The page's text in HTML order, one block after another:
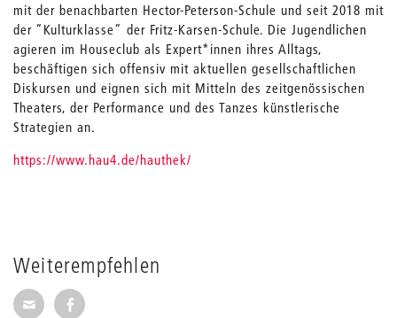
Weiterempfehlen
Seite per E-Mail weiterempfehlen
Seite auf Facebook weiterempfehlen
mit der benachbarten Hector-Peterson-Schule und seit 2018 mit
der “Kulturklasse“ der Fritz-Karsen-Schule. Die Jugendlichen
agieren im Houseclub als Expert*innen ihres Alltags,
beschäftigen sich offensiv mit aktuellen gesellschaftlichen
Diskursen und eignen sich mit Mitteln des zeitgenössischen
Theaters, der Performance und des Tanzes künstlerische
Strategien an.
https://www.hau4.de/hauthek/